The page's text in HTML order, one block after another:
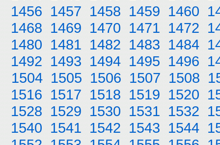
1456 1457 1458 1459 1460
1468 1469 1470 1471 1472
1480 1481 1482 1483 1484
1492 1493 1494 1495 1496
1504 1505 1506 1507 1508
1516 1517 1518 1519 1520
1528 1529 1530 1531 1532
1540 1541 1542 1543 1544